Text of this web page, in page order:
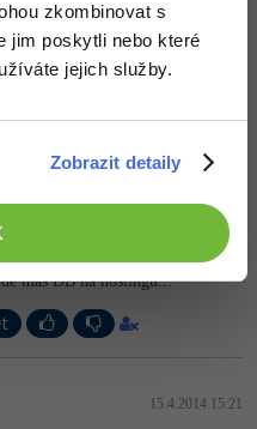
zkombinovat s
jim poskytli nebo které
jejich služby.
Zobrazit detaily
Tak jestli je nějaká finta na
si .sql soubory, a hodím je
u MSSQL?
15.4.2014 15:09
Třeba Forpsi má "SQL
si jednoduše naklikáš tabulky z
máš DB na hostingu...
15.4.2014 15:21